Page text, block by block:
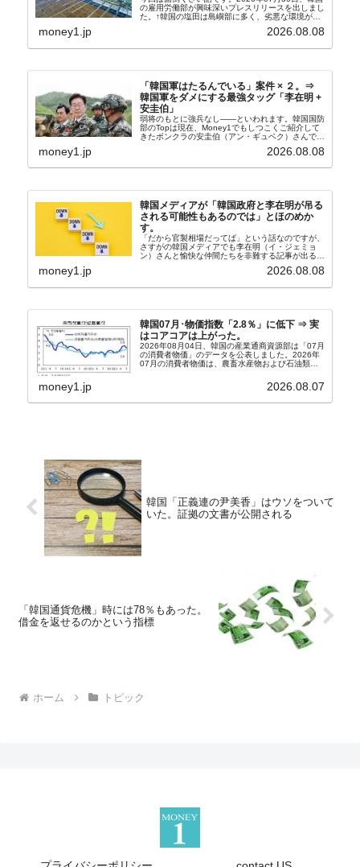
の雇用労働部が興味深いプレスリリースを出しまし
た。↑韓国の塩田は島嶼部に多く、劣悪な環境が一
般に見られることが少ないため、事件の発覚を妨げ
たといわれます（後述）。これは、いわゆる「塩田
money1.jp 2026.08.08
「韓国軍はたるんでいる」案件 × ２。⇒
韓国軍をダメにする最強タッグ「李在明 +
安圭伯」
弱将のもとに強兵なし――といわれます。韓国国防
部のTopは現在、Money1でもしつこくご紹介して
きたボンクラの安圭伯（アン・ギュベク）さんで
さんと「韓国初の文官上がり」の国防部長官安圭伯
money1.jp 2026.08.08
韓国メディアが「韓国政府と李在明が吊る
される可能性もあるのでは」とほのめか
す。
「だから官製相場だってば」という話なのですが、
さすがの韓国メディアでも李在明（イ・ジェミョ
ン）さんと愉快な仲間たちを非難する記事が出るよ
『朝鮮日報』に面白い記事が出ています。「東西南
money1.jp 2026.08.08
韓国07月･物価指数「2.8％」に低下 ⇒ 実
はコアコアは上がった。
2026年08月04日、韓国の産業通商資源部は「07月
の消費者物価」のデータを公表しました。2026年
07月の消費者物価は、農畜水産物および石油類の
2.8％上昇（06月は3.2％）となり、上昇率は前...
money1.jp 2026.08.07
韓国「正義連の尹美香」はウソをついて
いた。証拠の文書が公開される
「韓国通貨危機」時には78％もあった。
借金を返せるのかという指標
ホーム トピック